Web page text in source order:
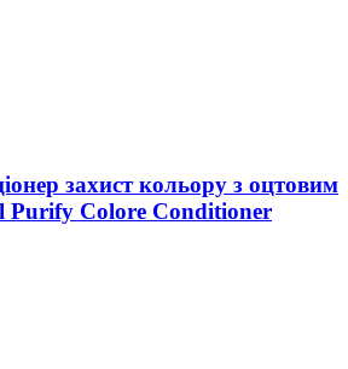
захист кольору з оцтовим
Purify Colore Conditioner